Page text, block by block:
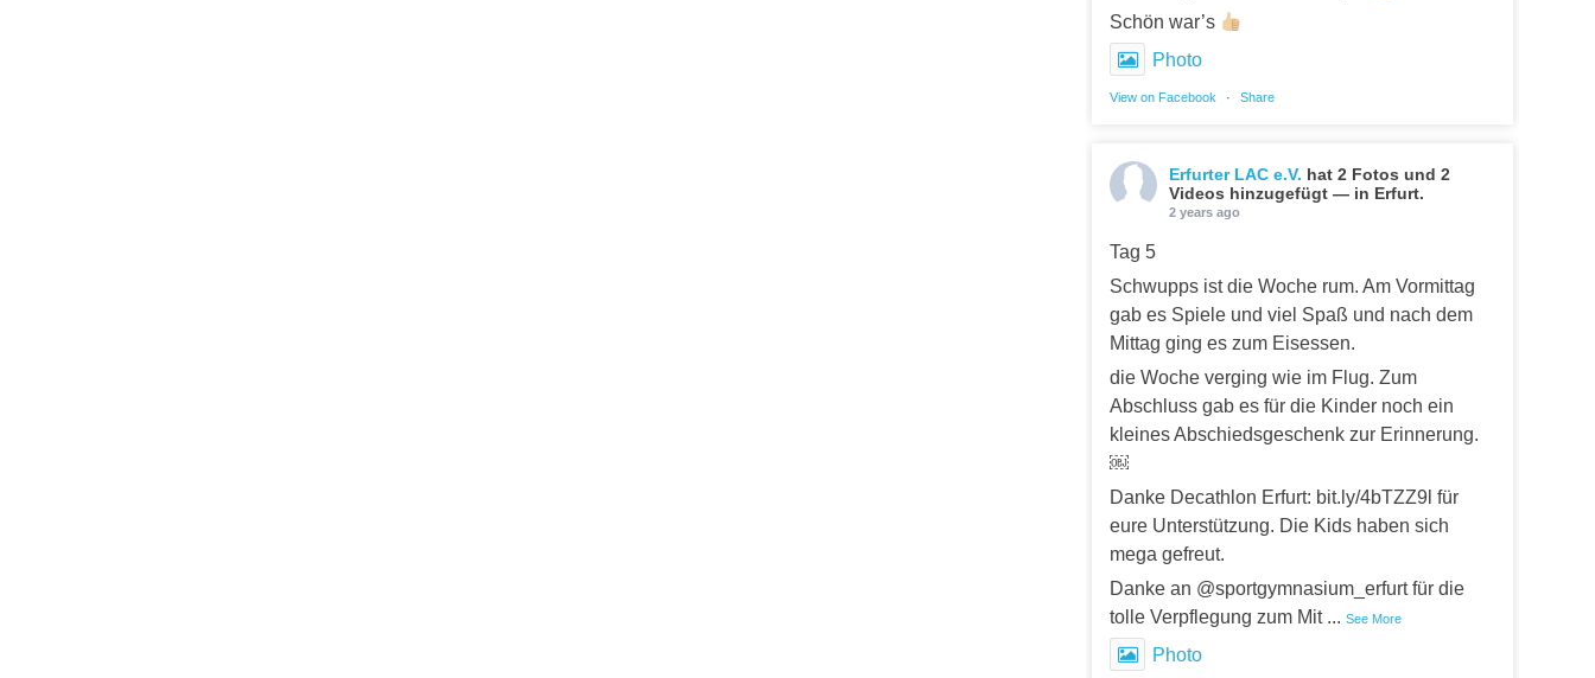
Schön war’s
Photo
View on Facebook · Share
Erfurter LAC e.V. hat 2 Fotos und 2
Videos hinzugefügt — in Erfurt.
2 years ago
Tag 5
Schwupps ist die Woche rum. Am Vormittag
gab es Spiele und viel Spaß und nach dem
Mittag ging es zum Eisessen.
die Woche verging wie im Flug. Zum
Abschluss gab es für die Kinder noch ein
kleines Abschiedsgeschenk zur Erinnerung.
￼
Danke Decathlon Erfurt: bit.ly/4bTZZ9l für
eure Unterstützung. Die Kids haben sich
mega gefreut.
Danke an @sportgymnasium_erfurt für die
tolle Verpflegung zum Mit ...See More
Photo